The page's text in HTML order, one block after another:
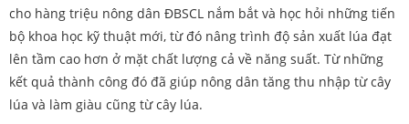
cho hàng triệu nông dân ĐBSCL nắm bắt và học hỏi những tiến
bộ khoa học kỹ thuật mới, từ đó nâng trình độ sản xuất lúa đạt
lên tầm cao hơn ở mặt chất lượng cả về năng suất. Từ những
kết quả thành công đó đã giúp nông dân tăng thu nhập từ cây
lúa và làm giàu cũng từ cây lúa.